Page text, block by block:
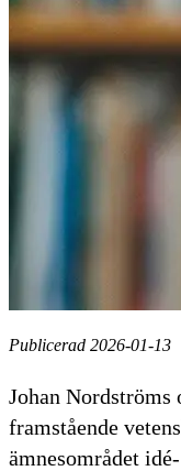
Publicerad 2026-01-13
Johan
framstående
ämnesområdet